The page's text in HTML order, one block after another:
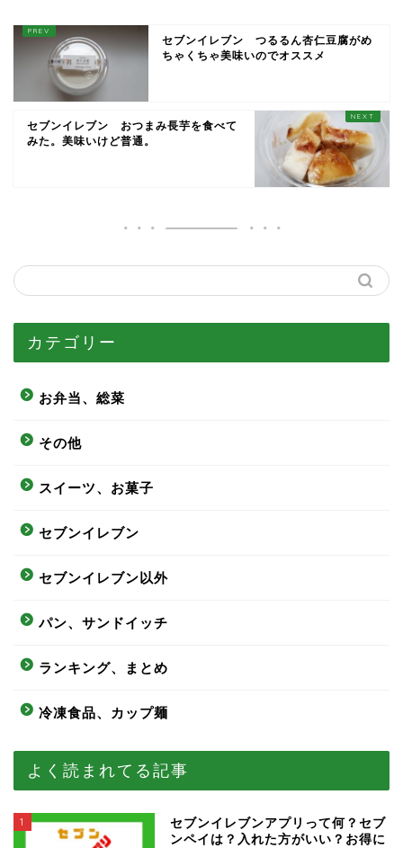
セブンイレブン つるるん杏仁豆腐がめ
ちゃくちゃ美味いのでオススメ
セブンイレブン おつまみ長芋を食べて
みた。美味いけど普通。
カテゴリー
お弁当、総菜
その他
スイーツ、お菓子
セブンイレブン
セブンイレブン以外
パン、サンドイッチ
ランキング、まとめ
冷凍食品、カップ麺
よく読まれてる記事
1
セブンイレブンアプリって何？セブ
ンペイは？入れた方がいい？お得に